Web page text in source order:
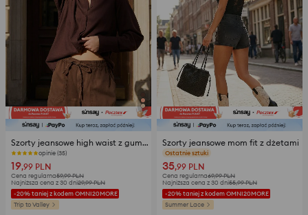
Szorty jeansowe high waist z gumką w pasie
opinie (35)
19,99 PLN
Cena regularna59,99PLN
Najniższa cena z 30 dni29,99PLN
-20% taniej z kodem OMNI20MORE
Trip to Valley
Szorty jeansowe mom fit z dżetami
opinie (14)
35,99 PLN
Cena regularna69,99PLN
Najniższa cena z 30 dni55,99PLN
-20% taniej z kodem OMNI20MORE
Summer Lace